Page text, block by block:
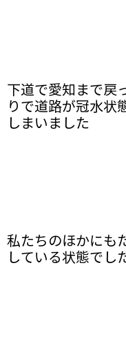
下道で愛知まで戻
りで道路が冠水状
しまいました
私たちのほかにも
している状態でし